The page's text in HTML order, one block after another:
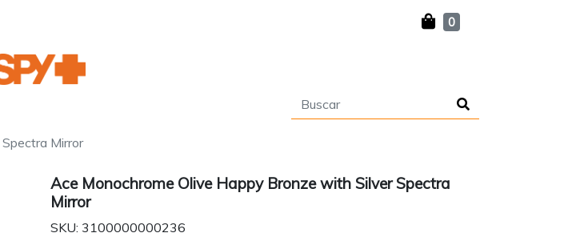
0
Mirror
Ace Monochrome Olive Happy Bronze with Silver Spectra
Mirror
SKU: 3100000000236